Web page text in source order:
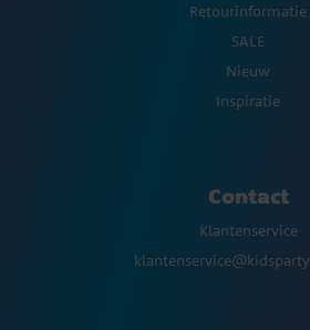
Retourinformatie
SALE
Nieuw
Inspiratie
Contact
Klantenservice